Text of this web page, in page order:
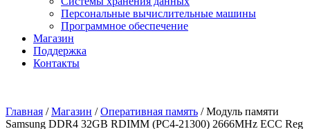
Персональные вычислительные машины
Программное обеспечение
Магазин
Поддержка
Контакты
Главная /Магазин /Оперативная память / Модуль памяти
Samsung DDR4 32GB RDIMM (PC4-21300) 2666MHz ECC Reg